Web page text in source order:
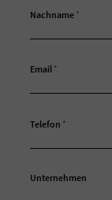
Nachname *
Email *
Telefon *
Unternehmen